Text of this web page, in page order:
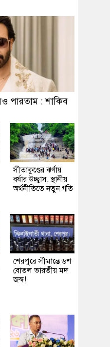
পারতাম : শাকিব
সীতাকুণ্ডের ঝর্ণায়
বর্ষার উচ্ছ্বাস, স্থানীয়
অর্থনীতিতে নতুন গতি
শেরপুরে সীমান্তে ৬শ
বোতল ভারতীয় মদ
জব্দ!